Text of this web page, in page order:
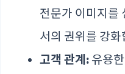
전문가 이미지를
서의 권위를 강
고객 관계: 유용